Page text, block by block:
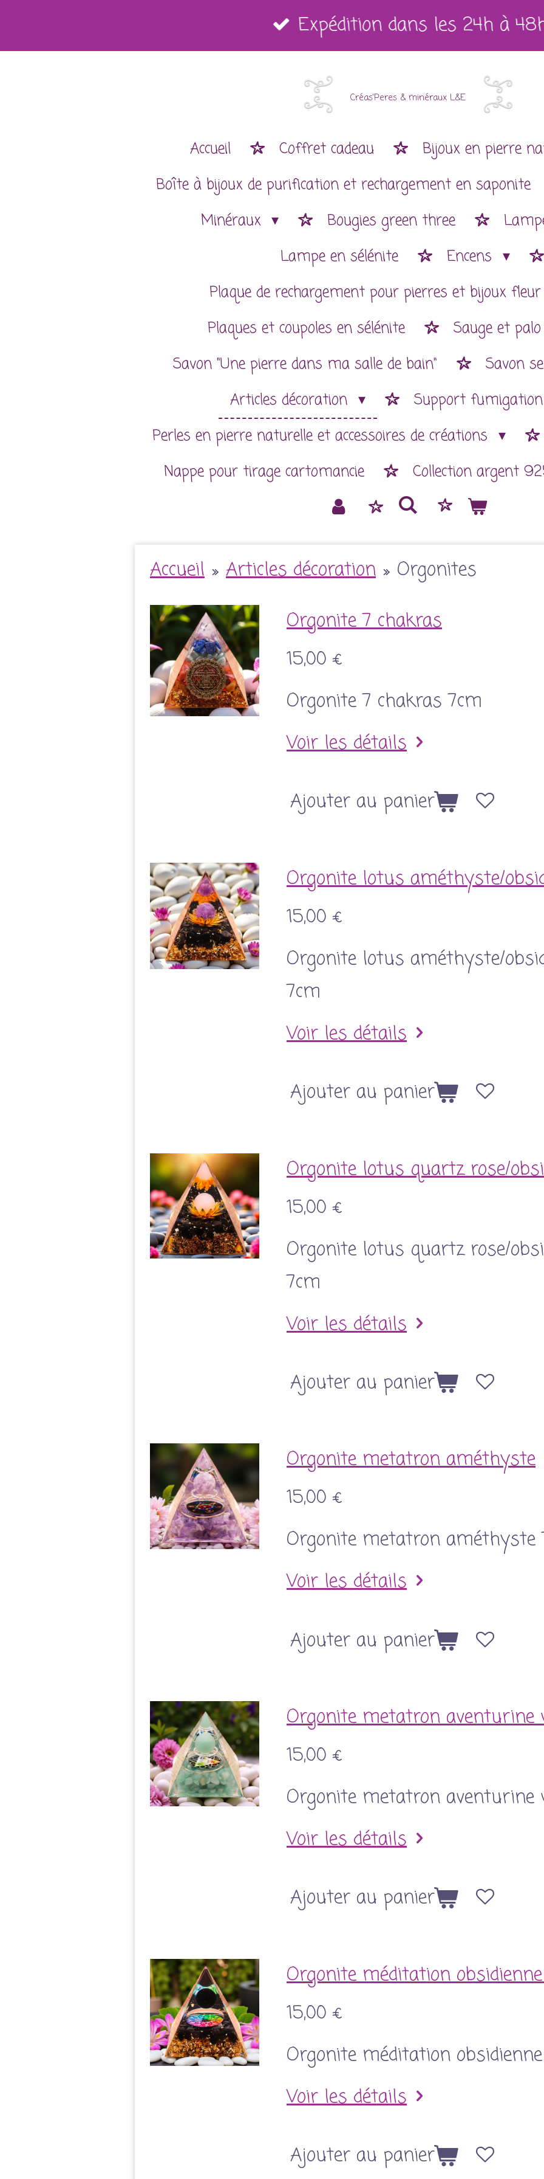
au
Expédition dans les 24h à
Créas'Peres & minéraux L&E
Accueil Coffret cadeau
Bijoux en pierre
Boîte à bijoux de purification et rechargement en saponite
Minéraux
Bougies green three
Lampe en sélénite
Encens
Plaque de rechargement pour pierres et bijoux fleur
Plaques et coupoles en sélénite
Sauge et
Savon "Une pierre dans ma salle de bain"
Savon
Articles décoration
Support
Perles en pierre naturelle et accessoires de créations
Nappe pour tirage cartomancie
Collection argent
Accueil » Articles décoration » Orgonites
Orgonite 7 chakras
15,00 €
Orgonite 7 chakras 7cm
Voir les détails
Ajouter au panier
Orgonite lotus améthyste/
15,00 €
Orgonite lotus améthyste/
7cm
Voir les détails
Ajouter au panier
Orgonite lotus quartz rose/
15,00 €
Orgonite lotus quartz rose/
7cm
Voir les détails
Ajouter au panier
Orgonite metatron améthyste
15,00 €
Orgonite metatron améthyste
Voir les détails
Ajouter au panier
Orgonite metatron aventurine
15,00 €
Orgonite metatron
Voir les détails
Ajouter au panier
Orgonite méditation
15,00 €
Orgonite méditation
Voir les détails
Ajouter au panier